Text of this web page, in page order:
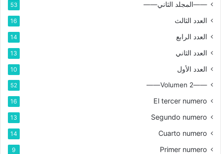
——المجلد الثاني—— 53
العدد الثالث 16
العدد الرابع 14
العدد الثاني 13
العدد الأول 10
——Volumen 2——
52
El tercer numero
16
Segundo numero
13
Cuarto numero
14
Primer numero
9